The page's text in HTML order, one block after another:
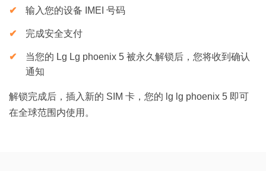
输入您的设备 IMEI 号码
完成安全支付
当您的 Lg Lg phoenix 5 被永久解锁后，您将收到确认
通知
解锁完成后，插入新的 SIM 卡，您的 lg lg phoenix 5 即可
在全球范围内使用。